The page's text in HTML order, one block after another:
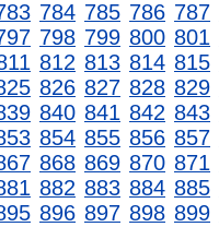
784 785 786 787
798 799 800 801
812 813 814 815
826 827 828 829
840 841 842 843
854 855 856 857
868 869 870 871
882 883 884 885
896 897 898 899